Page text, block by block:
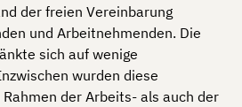
der freien Vereinbarung
und Arbeitnehmenden. Die
sich auf wenige
wurden diese
der Arbeits- als auch der